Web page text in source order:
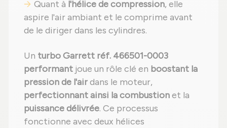
Quant à l'hélice de compression, elle
aspire l'air ambiant et le comprime avant
de le diriger dans les cylindres.
Un turbo Garrett réf. 466501-0003
performant joue un rôle clé en boostant la
pression de l'airdans le moteur,
perfectionnant ainsi la combustionet la
puissance délivrée. Ce processus
fonctionne avec deux hélices